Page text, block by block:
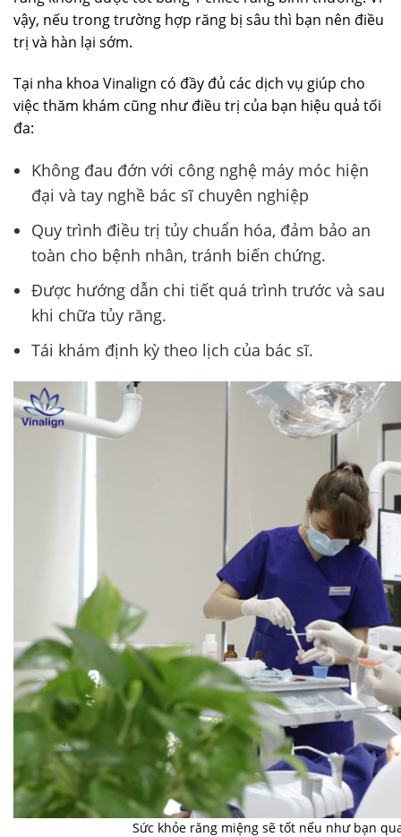
vậy, nếu trong trường hợp răng bị sâu thì bạn nên điều
trị và hàn lại sớm.
Tại nha khoa Vinalign có đầy đủ các dịch vụ giúp cho
việc thăm khám cũng như điều trị của bạn hiệu quả tối
đa:
Không đau đớn với công nghệ máy móc hiện
đại và tay nghề bác sĩ chuyên nghiệp
Quy trình điều trị tủy chuẩn hóa, đảm bảo an
toàn cho bệnh nhân, tránh biến chứng.
Được hướng dẫn chi tiết quá trình trước và sau
khi chữa tủy răng.
Tái khám định kỳ theo lịch của bác sĩ.
Sức khỏe răng miệng sẽ tốt nếu như bạn